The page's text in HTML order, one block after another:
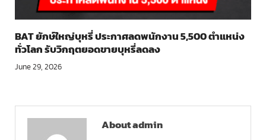
BAT ยักษ์ใหญ่บุหรี่ ประกาศลดพนักงาน 5,500 ตำแหน่ง
ทั่วโลก รับวิกฤตยอดขายบุหรี่ลดลง
June 29, 2026
About admin